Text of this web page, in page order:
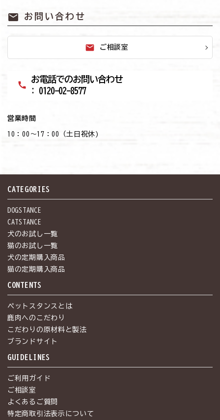
mail お問い合わせ
mail ご相談室
call
お電話でのお問い合わせ
: 0120-02-8577
営業時間
10：00～17：00（土日祝休)
CATEGORIES
DOGSTANCE
CATSTANCE
犬のお試し一覧
猫のお試し一覧
犬の定期購入商品
猫の定期購入商品
CONTENTS
ペットスタンスとは
鹿肉へのこだわり
こだわりの原材料と製法
ブランドサイト
GUIDELINES
ご利用ガイド
ご相談室
よくあるご質問
特定商取引法表示について